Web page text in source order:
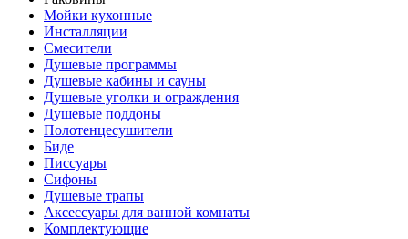
Мойки кухонные
Инсталляции
Смесители
Душевые программы
Душевые кабины и сауны
Душевые уголки и ограждения
Душевые поддоны
Полотенцесушители
Биде
Писсуары
Сифоны
Душевые трапы
Аксессуары для ванной комнаты
Комплектующие